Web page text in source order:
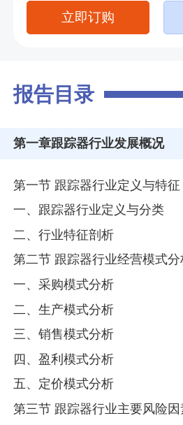
立即订购
报告目录
第一章跟踪器行业发展概况
第一节 跟踪器行业定义与特征
一、跟踪器行业定义与分类
二、行业特征剖析
第二节 跟踪器行业经营模式分
一、采购模式分析
二、生产模式分析
三、销售模式分析
四、盈利模式分析
五、定价模式分析
第三节 跟踪器行业主要风险